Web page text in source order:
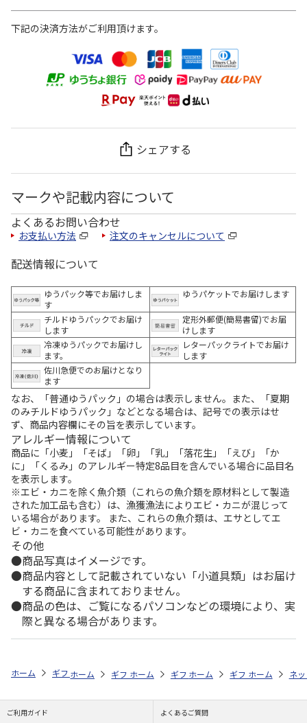
下記の決済方法がご利用頂けます。
シェアする
マークや記載内容について
よくあるお問い合わせ
お支払い方法 注文のキャンセルについて
配送情報について
ゆうパック等でお届けしま
す
ゆうパケットでお届けします
チルドゆうパックでお届け
します
定形外郵便(簡易書留)でお届
けします
冷凍ゆうパックでお届けし
ます。
レターパックライトでお届け
します
佐川急便でのお届けとなり
ます
なお、「普通ゆうパック」の場合は表示しません。また、「夏期
のみチルドゆうパック」などとなる場合は、記号での表示はせ
ず、商品内容欄にその旨を表示しています。
アレルギー情報について
商品に「小麦」「そば」「卵」「乳」「落花生」「えび」「か
に」「くるみ」のアレルギー特定8品目を含んでいる場合に品目名
を表示します。
※エビ・カニを除く魚介類（これらの魚介類を原材料として製造
された加工品も含む）は、漁獲漁法によりエビ・カニが混じって
いる場合があります。 また、これらの魚介類は、エサとしてエ
ビ・カニを食べている可能性があります。
その他
商品写真はイメージです。
商品内容として記載されていない「小道具類」はお届け
する商品に含まれておりません。
商品の色は、ご覧になるパソコンなどの環境により、実
際と異なる場合があります。
ホーム ギフトストア お中元・夏ギフト特集 2026 お菓子・スイーツ
ホーム ギフトストア お中元・夏ギフト特集 2026
ホーム ギフトストア お中元・夏ギフト
ホーム ギフトストア お
ホーム ネ
ご利用ガイド よくあるご質問